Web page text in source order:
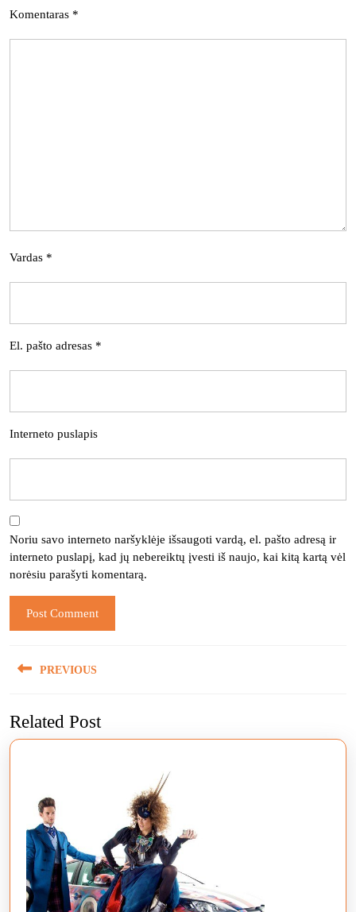
Komentaras *
Vardas *
El. pašto adresas *
Interneto puslapis
Noriu savo interneto naršyklėje išsaugoti vardą, el. pašto adresą ir
interneto puslapį, kad jų nebereiktų įvesti iš naujo, kai kitą kartą vėl
norėsiu parašyti komentarą.
tarp
PREVIOUS
post:
Related Post